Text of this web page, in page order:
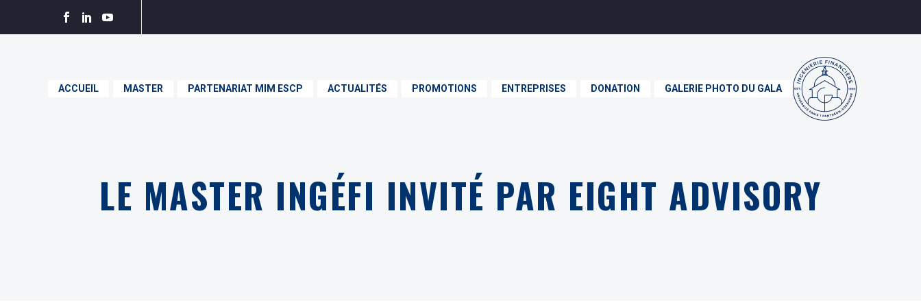
ACCUEIL MASTER PARTENARIAT MIM ESCP ACTUALITÉS PROMOTIONS ENTREPRISES DONATION GALERIE PHOTO DU GALA
LE MASTER INGÉFI INVITÉ PAR EIGHT ADVISORY